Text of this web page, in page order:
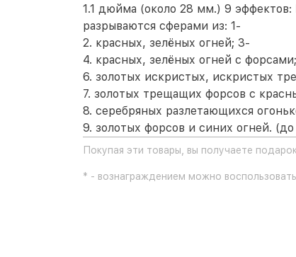
1.1 дюйма (около 28 мм.) 9 эффектов:
разрываются сферами из: 1-
2. красных, зелёных огней; 3-
4. красных, зелёных огней с
6. золотых искристых, искристых
7. золотых трещащих форсов с
8. серебряных разлетающихся
9. золотых форсов и синих огней.
Покупая эти товары, вы получаете
* - вознаграждением можно